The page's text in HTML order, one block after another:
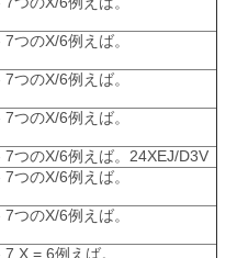
つのX/6例えば。
つのX/6例えば。
つのX/6例えば。
つのX/6例えば。24XEJ/D3V
つのX/6例えば。
つのX/6例えば。
X = 6例えば。